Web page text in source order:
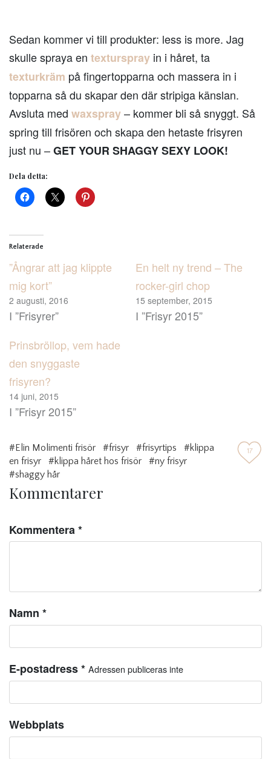
Sedan kommer vi till produkter: less is more. Jag
skulle spraya en texturspray in i håret, ta
texturkräm på fingertopparna och massera in i
topparna så du skapar den där stripiga känslan.
Avsluta med waxspray– kommer bli så snyggt. Så
spring till frisören och skapa den hetaste frisyren
just nu –GET YOUR SHAGGY SEXY LOOK!
Dela detta:
Relaterade
”Ångrar att jag klippte
mig kort”
2 augusti, 2016
I ”Frisyrer”
En helt ny trend – The
rocker-girl chop
15 september, 2015
I ”Frisyr 2015”
Prinsbröllop, vem hade
den snyggaste
frisyren?
14 juni, 2015
I ”Frisyr 2015”
#Elin Molimenti frisör #frisyr #frisyrtips
#klippa
en frisyr
#klippa håret hos frisör
#ny frisyr
#shaggy hår
17
Kommentarer
Kommentera*
Namn *
E-postadress* Adressen publiceras inte
Webbplats